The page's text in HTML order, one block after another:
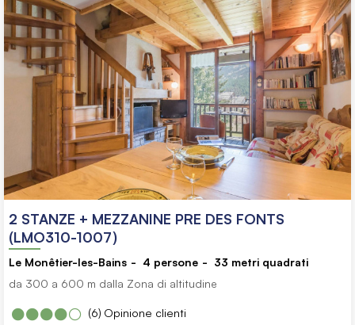
2 STANZE + MEZZANINE PRE DES FONTS
(LMO310-1007)
Le Monêtier-les-Bains 4 persone 33 metri quadrati
da 300 a 600 m dalla Zona di altitudine
Opinione clienti
(6)